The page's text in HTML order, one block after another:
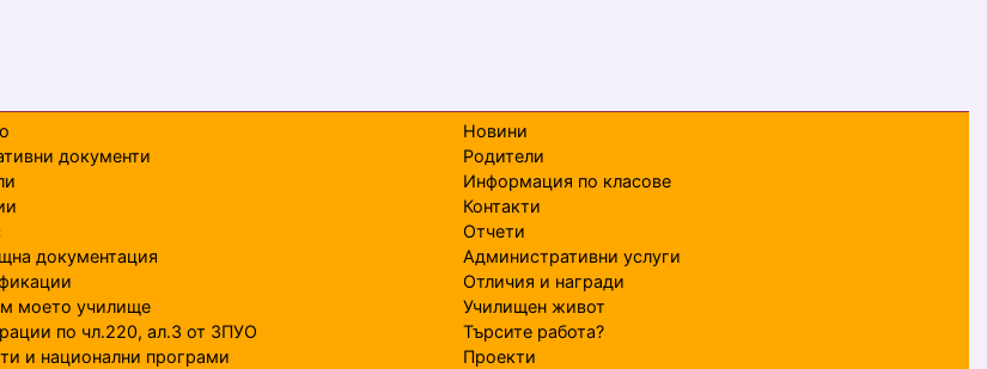
Новини
документи
Родители
Информация по класове
Контакти
Отчети
документация
Административни услуги
Отличия и награди
моето училище
Училищен живот
по чл.220, ал.3 от ЗПУО
Търсите работа?
и национални програми Проекти